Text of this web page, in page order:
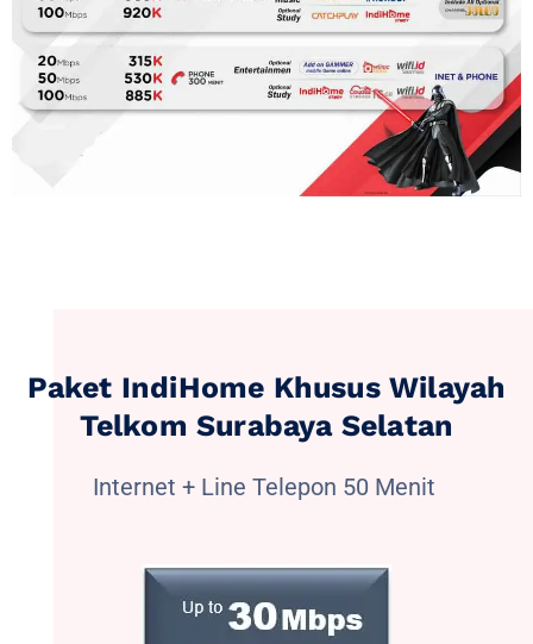
Paket IndiHome Khusus Wilayah
Telkom Surabaya Selatan
Internet + Line Telepon 50 Menit